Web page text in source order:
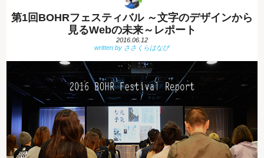
第1回BOHRフェスティバル ～文字のデザインから
見るWebの未来～レポート
2016.06.12